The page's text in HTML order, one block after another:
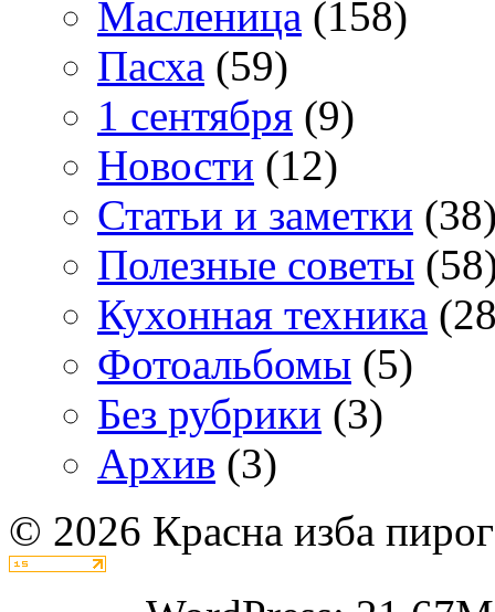
Масленица (158)
Пасха (59)
1 сентября (9)
Новости (12)
Статьи и заметки
Полезные советы
Кухонная техника
Фотоальбомы (5)
Без рубрики (3)
Архив (3)
© 2026 Красна изба